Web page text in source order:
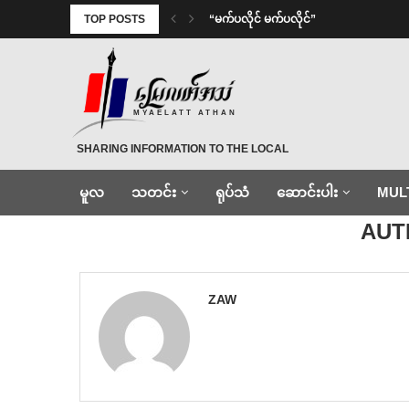
TOP POSTS ⁨ ⁨“မက်ပလိုင် မက်ပလိုင်”
MYAELATT ATHAN
SHARING INFORMATION TO THE LOCAL
မူလ သတင်း ရုပ်သံ ဆောင်းပါး
Home Archives for Zaw Page 2
ZAW